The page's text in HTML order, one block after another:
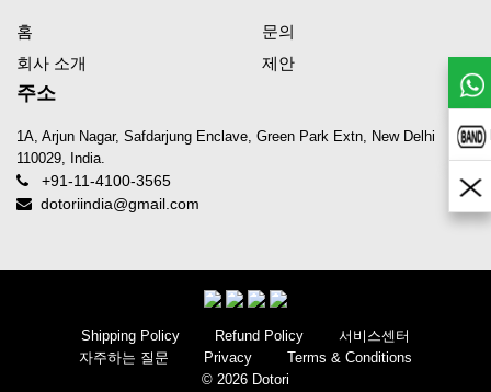
홈
회사 소개
문의
제안
주소
1A, Arjun Nagar, Safdarjung Enclave, Green Park Extn, New Delhi
110029, India.
+91-11-4100-3565
dotoriindia@gmail.com
Shipping Policy Refund Policy
서비스센터
자주하는 질문
Privacy
Terms & Conditions
© 2026 Dotori